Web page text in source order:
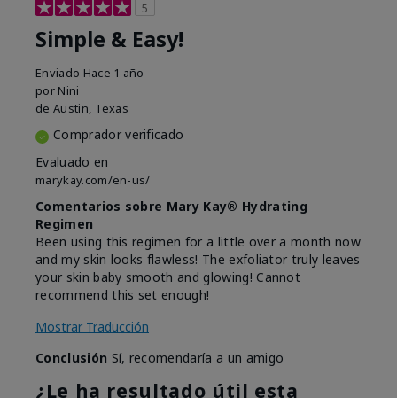
5
Simple & Easy!
Enviado Hace 1 año
por Nini
de Austin, Texas
Comprador verificado
Evaluado en
marykay.com/en-us/
Comentarios sobre Mary Kay® Hydrating
Regimen
Been using this regimen for a little over a month now
and my skin looks flawless! The exfoliator truly leaves
your skin baby smooth and glowing! Cannot
recommend this set enough!
Mostrar Traducción
Conclusión Sí, recomendaría a un amigo
¿Le ha resultado útil esta